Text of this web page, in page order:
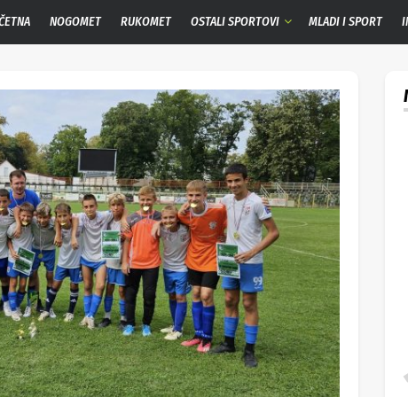
NOGOMET RUKOMET OSTALI SPORTOVI MLADI I SPORT